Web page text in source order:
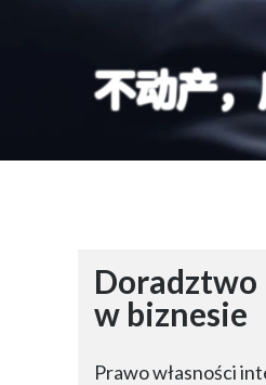
不动产
Doradztwo
w biznesie
Prawo własności